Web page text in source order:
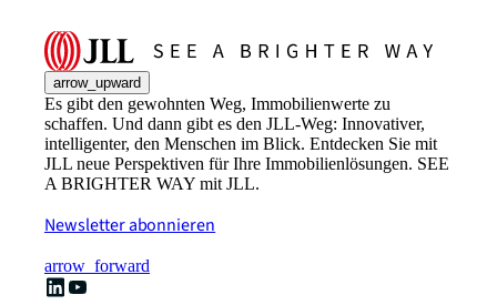
arrow_upward
Es gibt den gewohnten Weg, Immobilienwerte zu
schaffen. Und dann gibt es den JLL-Weg: Innovativer,
intelligenter, den Menschen im Blick. Entdecken Sie mit
JLL neue Perspektiven für Ihre Immobilienlösungen. SEE
A BRIGHTER WAY mit JLL.
Newsletter abonnieren
arrow_forward